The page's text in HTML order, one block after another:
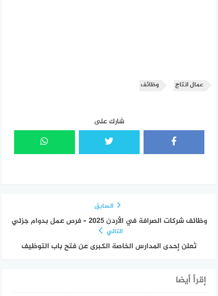
عمال انتاج وظائف
شارك على
السابق
وظائف شركات الصرافة في الأردن 2025 – فرص عمل بدوام جزئي
التالي
تُعلن إحدى المدارس الخاصة الكبرى عن فتح باب التوظيف
إقرأ أيضا